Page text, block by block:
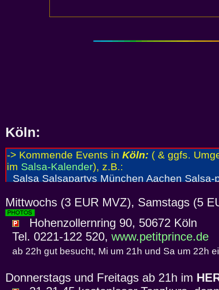
Köln:
Mittwochs (3 EUR MVZ), Samstags (5
Hohenzollernring 90, 50672 Köln
Tel. 0221-122 520, www.petitprince.de
ab 22h gut besucht, Mi um 21h und Sa um 22h
Donnerstags und Freitags ab 21h im